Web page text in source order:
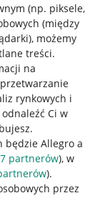
(np. piksele,
(między
, możemy
treści.
na
rynkowych i
Ci w
będzie Allegro a
partnerów), w
).
przez